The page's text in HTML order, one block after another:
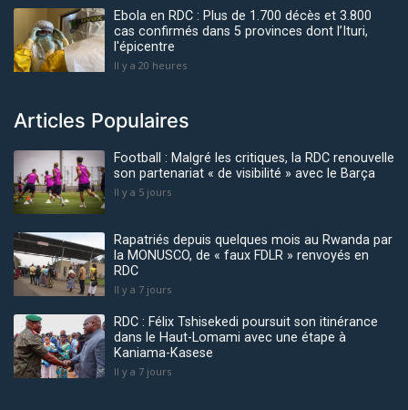
Ebola en RDC : Plus de 1.700 décès et 3.800
cas confirmés dans 5 provinces dont l’Ituri,
l'épicentre
Il y a 20 heures
Articles Populaires
Football : Malgré les critiques, la RDC renouvelle
son partenariat « de visibilité » avec le Barça
Il y a 5 jours
Rapatriés depuis quelques mois au Rwanda par
la MONUSCO, de « faux FDLR » renvoyés en
RDC
Il y a 7 jours
RDC : Félix Tshisekedi poursuit son itinérance
dans le Haut-Lomami avec une étape à
Kaniama-Kasese
Il y a 7 jours